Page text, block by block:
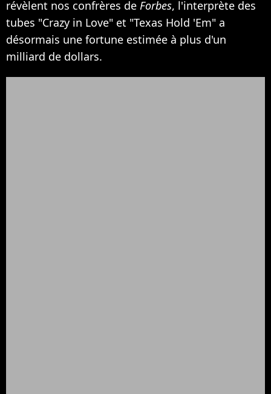
révèlent nos confrères de Forbes, l'interprète des
tubes "Crazy in Love" et "Texas Hold 'Em" a
désormais une fortune estimée à plus d'un
milliard de dollars.